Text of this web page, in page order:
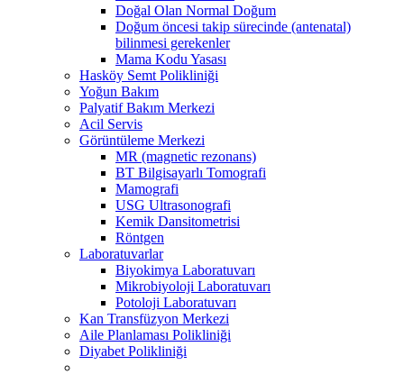
Doğal Olan Normal Doğum
Doğum öncesi takip sürecinde (antenatal)
bilinmesi gerekenler
Mama Kodu Yasası
Hasköy Semt Polikliniği
Yoğun Bakım
Palyatif Bakım Merkezi
Acil Servis
Görüntüleme Merkezi
MR (magnetic rezonans)
BT Bilgisayarlı Tomografi
Mamografi
USG Ultrasonografi
Kemik Dansitometrisi
Röntgen
Laboratuvarlar
Biyokimya Laboratuvarı
Mikrobiyoloji Laboratuvarı
Potoloji Laboratuvarı
Kan Transfüzyon Merkezi
Aile Planlaması Polikliniği
Diyabet Polikliniği